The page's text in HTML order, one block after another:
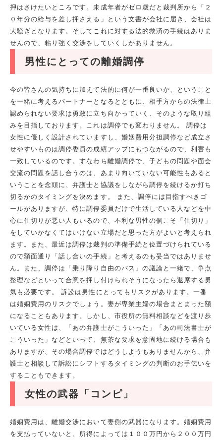
押はさけたいところです。未成年者がゼロ歳だと裁判所から「２
０年分の給与を差し押さえる」という文書が会社に届き、会社は
大騒ぎとなります。そしてこれに対する法的救済の手続はありま
せんので、粘り強く交渉をしていくしかありません。
男性にとっての離婚調停
今の皆さんの気持ちに加えて法的に何が一番良いか、ということ
を一緒に考えるパートナーとなるとともに、相手方からの法律上
認められない要求は勇敢に立ち向かっていく、そのような取り組
みを目指しております。これは調停でも変わりません。 調停は
女性に優しく設計されていますし、婚姻費用分担調停など成立さ
せやすいものは調停委員の成績アップにもつながるので、利害も
一致しているのです。すなわち離婚調停で、子どもの問題や面会
交流の問題を話し合うのは、あまり向いていない可能性もあると
いうことを念頭に、弁護士と協議をしながら調停を続けるか打ち
切るかのタイミングを決めます。 また、調停には目指すべきゴ
ールがありますが、特に調停委員だけで生活している人などを中
心に仕切りが悪い人もいるので、不利な男性の側こそ「仕切り」
をしていかなくてはいけない立場だと思った方がよいと考えられ
ます。また、最近は調停は裁判の準備手続と位置づけられている
ので額面通り「話し合いの手続」と考えるのも妥当ではありませ
ん。また、調停は「乗り降り自由のバス」の議論と一緒で、争点
整理などといって合意を押し付けられそうになったら退席する勇
気も必要です。 訴訟は男性にとってもリスクがあります。一番
は婚姻費用のリスクでしょう。妻が専業主婦の場合まとまった額
になることもあります。しかし、市役所の無料相談などを渡り歩
いている女性は、「あの弁護士がこういった」「あの司法書士が
こういった」などといって、無茶な要求を意固地に続ける場合も
ありますが、その場合調停ではどうしようもありませんから、弁
護士と相談して訴訟にシフトするタイミングの判断のお手伝いを
することもできます。
女性の武器「コンピ」
婚姻費用は、離婚交渉において妻側の武器になります。婚姻費用
を支払っていないと、所得によっては１００万円から２００万円